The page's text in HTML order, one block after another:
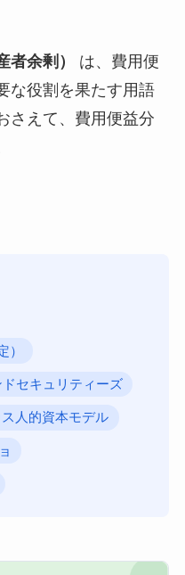
余剰）
は、費用便
な役割を果たす用語
さえて、費用便益分
）
ドセキュリティーズ
人的資本モデル